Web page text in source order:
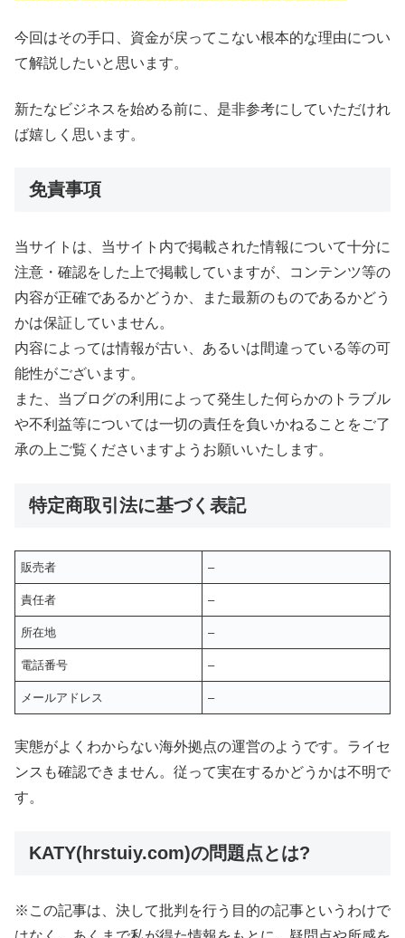
今回はその手口、資金が戻ってこない根本的な理由につい
て解説したいと思います。
新たなビジネスを始める前に、是非参考にしていただけれ
ば嬉しく思います。
免責事項
当サイトは、当サイト内で掲載された情報について十分に
注意・確認をした上で掲載していますが、コンテンツ等の
内容が正確であるかどうか、また最新のものであるかどう
かは保証していません。
内容によっては情報が古い、あるいは間違っている等の可
能性がございます。
また、当ブログの利用によって発生した何らかのトラブル
や不利益等については一切の責任を負いかねることをご了
承の上ご覧くださいますようお願いいたします。
特定商取引法に基づく表記
販売者 –
責任者 –
所在地 –
電話番号 –
メールアドレス –
実態がよくわからない海外拠点の運営のようです。ライセ
ンスも確認できません。従って実在するかどうかは不明で
す。
KATY(hrstuiy.com)の問題点とは?
※この記事は、決して批判を行う目的の記事というわけで